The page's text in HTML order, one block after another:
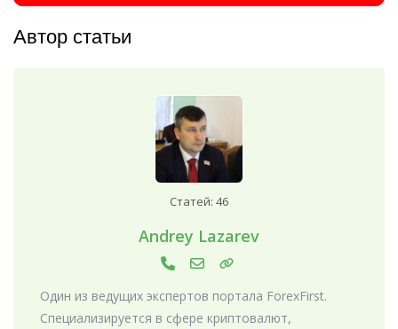
Автор статьи
Статей: 46
Andrey Lazarev
Один из ведущих экспертов портала ForexFirst.
Специализируется в сфере криптовалют,